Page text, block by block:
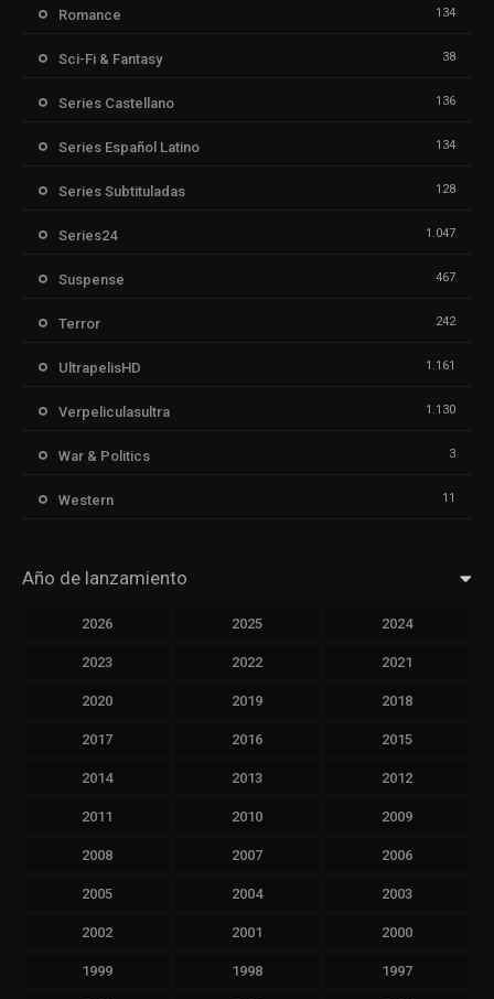
Romance 134
Sci-Fi & Fantasy 38
Series Castellano 136
Series Español Latino 134
Series Subtituladas 128
Series24 1.047
Suspense 467
Terror 242
UltrapelisHD 1.161
Verpeliculasultra 1.130
War & Politics 3
Western 11
Año de lanzamiento
2026 2025 2024
2023 2022 2021
2020 2019 2018
2017 2016 2015
2014 2013 2012
2011 2010 2009
2008 2007 2006
2005 2004 2003
2002 2001 2000
1999 1998 1997